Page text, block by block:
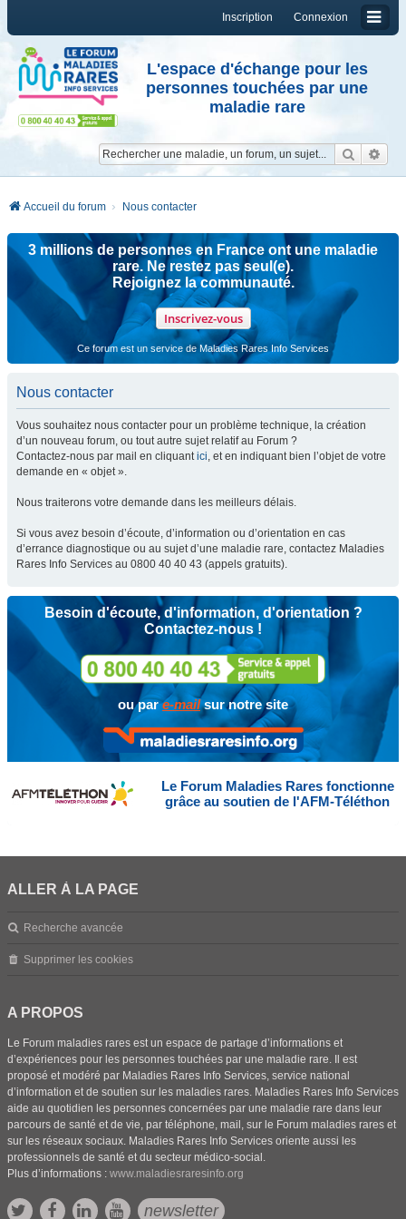
Connexion
Inscription
L'espace d'échange pour les
personnes touchées par une
maladie rare
Accueil du forum Nous contacter
3 millions de personnes en France ont une maladie
rare. Ne restez pas seul(e).
Rejoignez la communauté.
Inscrivez-vous
Ce forum est un service de Maladies Rares Info Services
Nous contacter
Vous souhaitez nous contacter pour un problème technique, la création
d’un nouveau forum, ou tout autre sujet relatif au Forum ?
Contactez-nous par mail en cliquantici, et en indiquant bien l’objet de votre
demande en « objet ».
Nous traiterons votre demande dans les meilleurs délais.
Si vous avez besoin d’écoute, d’information ou d’orientation en cas
d’errance diagnostique ou au sujet d’une maladie rare, contactez Maladies
Rares Info Services au 0800 40 40 43 (appels gratuits).
Besoin d'écoute, d'information, d'orientation ?
Contactez-nous !
ou pare-mailsur notre site
Le Forum Maladies Rares fonctionne
grâce au soutien de l'AFM-Téléthon
ALLER À LA PAGE
Recherche avancée
Supprimer les cookies
A PROPOS
Le Forum maladies rares est un espace de partage d’informations et
d’expériences pour les personnes touchées par une maladie rare. Il est
proposé et modéré par Maladies Rares Info Services, service national
d’information et de soutien sur les maladies rares. Maladies Rares Info Services
aide au quotidien les personnes concernées par une maladie rare dans leur
parcours de santé et de vie, par téléphone, mail, sur le Forum maladies rares et
sur les réseaux sociaux. Maladies Rares Info Services oriente aussi les
professionnels de santé et du secteur médico-social.
Plus d’informations : www.maladiesraresinfo.org
newsletter